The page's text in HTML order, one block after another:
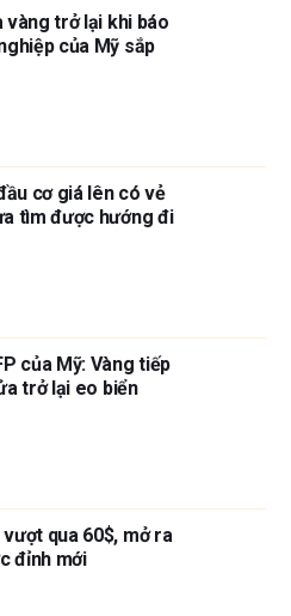
vàng trở lại khi báo
của Mỹ sắp
cơ giá lên có vẻ
tìm được hướng đi
của Mỹ: Vàng tiếp
trở lại eo biển
vượt qua 60$, mở ra
đỉnh mới